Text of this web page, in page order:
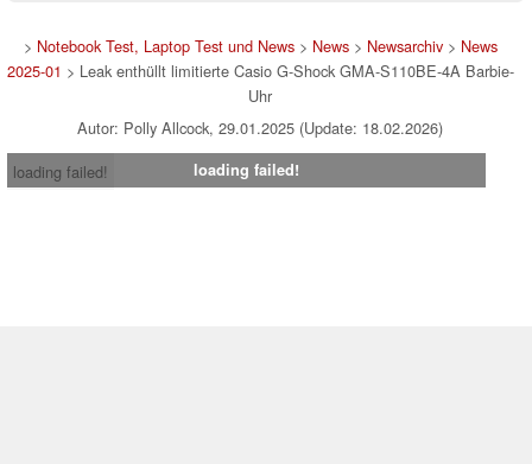
> Notebook Test, Laptop Test und News> News> Newsarchiv> News
2025-01 > Leak enthüllt limitierte Casio G-Shock GMA-S110BE-4A Barbie-
Uhr
Autor: Polly Allcock, 29.01.2025 (Update: 18.02.2026)
loading failed!
loading failed!